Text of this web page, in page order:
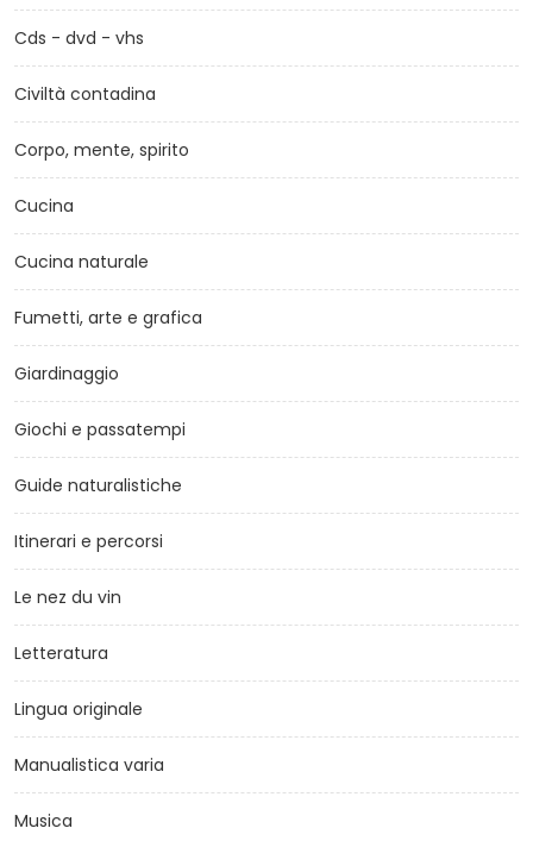
Cds - dvd - vhs
Civiltà contadina
Corpo, mente, spirito
Cucina
Cucina naturale
Fumetti, arte e grafica
Giardinaggio
Giochi e passatempi
Guide naturalistiche
Itinerari e percorsi
Le nez du vin
Letteratura
Lingua originale
Manualistica varia
Musica